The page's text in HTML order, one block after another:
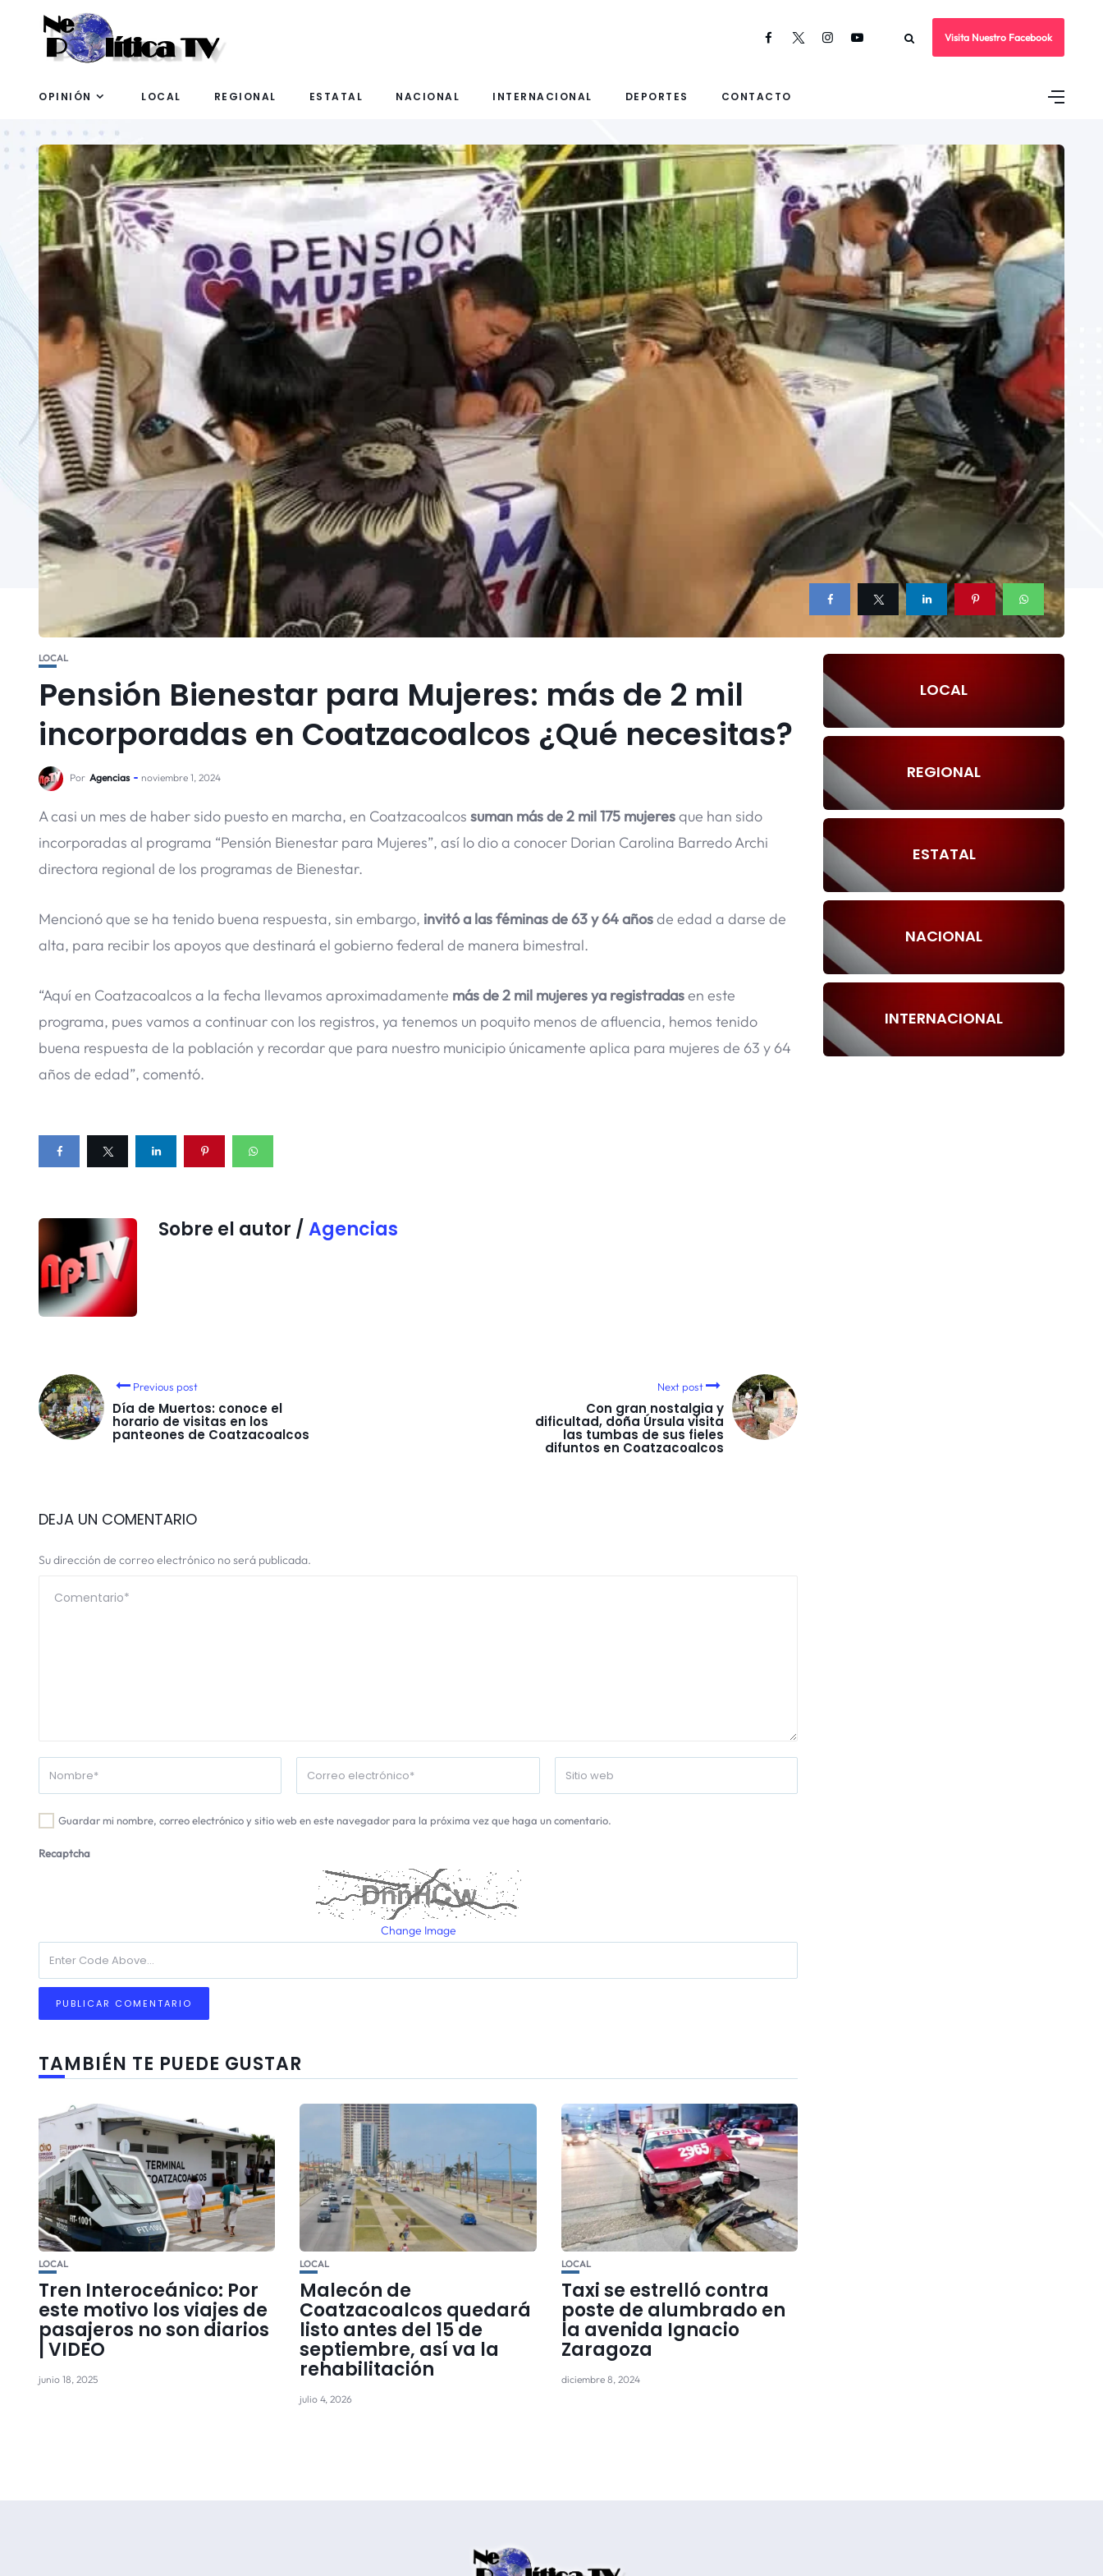
Visita Nuestro Facebook
OPINIÓN LOCAL REGIONAL ESTATAL NACIONAL INTERNACIONAL DEPORTES CONTACTO
LOCAL
Pensión Bienestar para Mujeres: más de 2 mil
incorporadas en Coatzacoalcos ¿Qué necesitas?
Por Agencias noviembre 1, 2024
A casi un mes de haber sido puesto en marcha, en Coatzacoalcos suman más de 2 mil 175 mujeresque han sido
incorporadas al programa “Pensión Bienestar para Mujeres”, así lo dio a conocer Dorian Carolina Barredo Archi
directora regional de los programas de Bienestar.
Mencionó que se ha tenido buena respuesta, sin embargo, invitó a las féminas de 63 y 64 añosde edad a darse de
alta, para recibir los apoyos que destinará el gobierno federal de manera bimestral.
“Aquí en Coatzacoalcos a la fecha llevamos aproximadamente más de 2 mil mujeres ya registradasen este
programa, pues vamos a continuar con los registros, ya tenemos un poquito menos de afluencia, hemos tenido
buena respuesta de la población y recordar que para nuestro municipio únicamente aplica para mujeres de 63 y 64
años de edad”, comentó.
Sobre el autor / Agencias
Previous post
Día de Muertos: conoce el
horario de visitas en los
panteones de Coatzacoalcos
Next post
Con gran nostalgia y
dificultad, doña Úrsula visita
las tumbas de sus fieles
difuntos en Coatzacoalcos
DEJA UN COMENTARIO
Su dirección de correo electrónico no será publicada.
Guardar mi nombre, correo electrónico y sitio web en este navegador para la próxima vez que haga un comentario.
Recaptcha
Change Image
TAMBIÉN TE PUEDE GUSTAR
LOCAL
Tren Interoceánico: Por
este motivo los viajes de
pasajeros no son diarios
| VIDEO
junio 18, 2025
LOCAL
Malecón de
Coatzacoalcos quedará
listo antes del 15 de
septiembre, así va la
rehabilitación
julio 4, 2026
LOCAL
Taxi se estrelló contra
poste de alumbrado en
la avenida Ignacio
Zaragoza
diciembre 8, 2024
LOCAL
REGIONAL
ESTATAL
NACIONAL
INTERNACIONAL